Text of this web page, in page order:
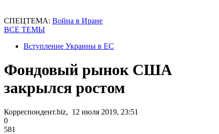
СПЕЦТЕМА: Война в Иране
ВСЕ ТЕМЫ
Вступление Украины в ЕС
Фондовый рынок США
закрылся ростом
Корреспондент.biz, 12 июля 2019, 23:51
0
581